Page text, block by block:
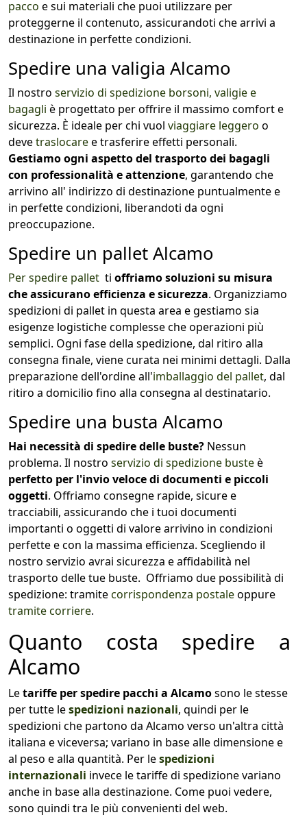
pacco e sui materiali che puoi utilizzare per
proteggerne il contenuto, assicurandoti che arrivi a
destinazione in perfette condizioni.
Spedire una valigia Alcamo
Il nostro servizio di spedizione borsoni, valigie e
bagagli è progettato per offrire il massimo comfort e
sicurezza. È ideale per chi vuol viaggiare leggero o
devetraslocaree trasferire effetti personali.
Gestiamo ogni aspetto del trasporto dei bagagli
con professionalità e attenzione, garantendo che
arrivino all' indirizzo di destinazione puntualmente e
in perfette condizioni, liberandoti da ogni
preoccupazione.
Spedire un pallet Alcamo
Per spedire pallet ti offriamo soluzioni su misura
che assicurano efficienza e sicurezza. Organizziamo
spedizioni di pallet in questa area e gestiamo sia
esigenze logistiche complesse che operazioni più
semplici. Ogni fase della spedizione, dal ritiro alla
consegna finale, viene curata nei minimi dettagli. Dalla
preparazione dell'ordine all'imballaggio del pallet, dal
ritiro a domicilio fino alla consegna al destinatario.
Spedire una busta Alcamo
Hai necessità di spedire delle buste? Nessun
problema. Il nostro servizio di spedizione busteè
perfetto per l'invio veloce di documenti e piccoli
oggetti. Offriamo consegne rapide, sicure e
tracciabili, assicurando che i tuoi documenti
importanti o oggetti di valore arrivino in condizioni
perfette e con la massima efficienza. Scegliendo il
nostro servizio avrai sicurezza e affidabilità nel
trasporto delle tue buste. Offriamo due possibilità di
spedizione: tramitecorrispondenza postaleoppure
tramite corriere.
Quanto costa spedire a
Alcamo
Letariffe per spedire pacchi a Alcamosono le stesse
per tutte lespedizioni nazionali, quindi per le
spedizioni che partono da Alcamo verso un'altra città
italiana e viceversa; variano in base alle dimensione e
al peso e alla quantità. Per lespedizioni
internazionali invece le tariffe di spedizione variano
anche in base alla destinazione. Come puoi vedere,
sono quindi tra le più convenienti del web.